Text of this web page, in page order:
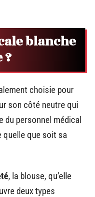
blanche
?
choisie pour
son côté neutre qui
du personnel médical
que soit sa
, la blouse, qu’elle
deux types